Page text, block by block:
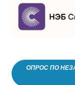
ОПРОС ПО